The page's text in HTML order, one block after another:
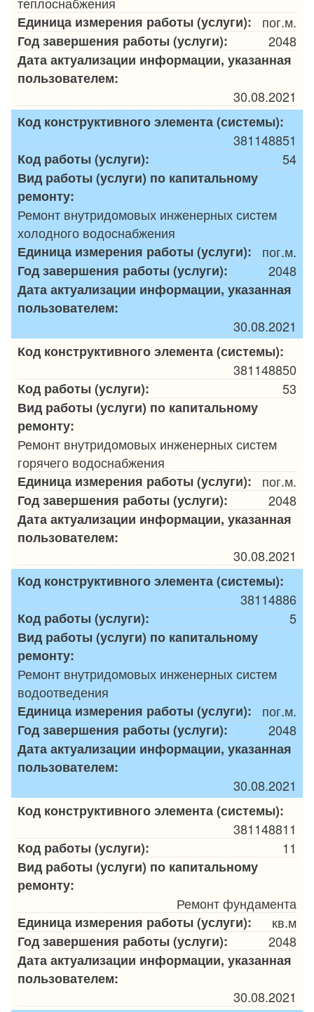
Единица измерения работы (услуги):
пог.м.
Год завершения работы (услуги):
2048
Дата актуализации информации, указанная
пользователем:
30.08.2021
Код конструктивного элемента (системы):
381148851
Код работы (услуги):
54
Вид работы (услуги) по капитальному
ремонту:
Ремонт внутридомовых инженерных систем
холодного водоснабжения
Единица измерения работы (услуги):
пог.м.
Год завершения работы (услуги):
2048
Дата актуализации информации, указанная
пользователем:
30.08.2021
Код конструктивного элемента (системы):
381148850
Код работы (услуги):
53
Вид работы (услуги) по капитальному
ремонту:
Ремонт внутридомовых инженерных систем
горячего водоснабжения
Единица измерения работы (услуги):
пог.м.
Год завершения работы (услуги):
2048
Дата актуализации информации, указанная
пользователем:
30.08.2021
Код конструктивного элемента (системы):
38114886
Код работы (услуги):
5
Вид работы (услуги) по капитальному
ремонту:
Ремонт внутридомовых инженерных систем
водоотведения
Единица измерения работы (услуги):
пог.м.
Год завершения работы (услуги):
2048
Дата актуализации информации, указанная
пользователем:
30.08.2021
Код конструктивного элемента (системы):
381148811
Код работы (услуги):
11
Вид работы (услуги) по капитальному
ремонту:
Ремонт фундамента
Единица измерения работы (услуги):
кв.м
Год завершения работы (услуги):
2048
Дата актуализации информации, указанная
пользователем:
30.08.2021